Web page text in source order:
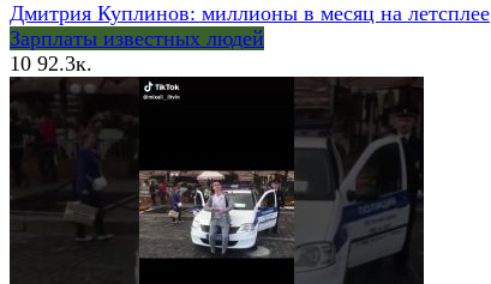
Дмитрия Куплинов: миллионы в месяц на летсплее
Зарплаты известных людей
10 92.3к.